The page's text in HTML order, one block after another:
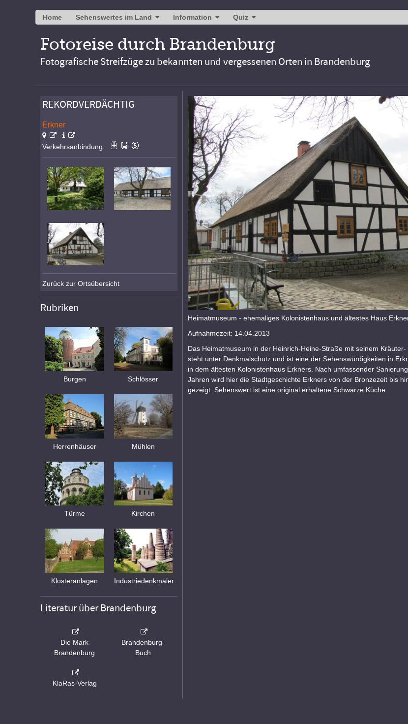
Home Sehenswertes im Land Information Quiz
Fotoreise durch Brandenburg
Fotografische Streifzüge zu bekannten und vergessenen Orten in Brandenburg
Heimatmuseum - ehemaliges Kolonistenhaus und ältestes Haus
Aufnahmezeit: 14.04.2013
Das Heimatmuseum in der Heinrich-Heine-Straße mit seinem
steht unter Denkmalschutz und ist eine der Sehenswürdigkeiten in
in dem ältesten Kolonistenhaus Erkners. Nach umfassender
Jahren wird hier die Stadtgeschichte Erkners von der Bronzezeit bis
gezeigt. Sehenswert ist eine original erhaltene Schwarze Küche.
REKORDVERDÄCHTIG
Erkner
Verkehrsanbindung:
Zurück zur Ortsübersicht
Rubriken
Burgen Schlösser
Herrenhäuser Mühlen
Türme Kirchen
Klosteranlagen Industriedenkmäler
Literatur über Brandenburg
Die Mark
Brandenburg
Brandenburg-
Buch
KlaRas-Verlag